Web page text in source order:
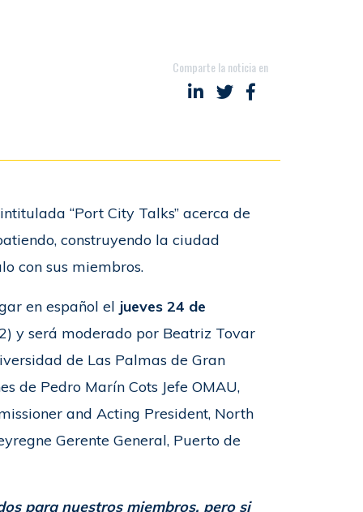
Comparte la noticia en
Compartir en LinkedIn
Compartir en Twitter
Compartir en
“Port City Talks” acerca de
construyendo la ciudad
con sus miembros.
en español el jueves 24 de
y será moderado por Beatriz Tovar
de Las Palmas de Gran
de Pedro Marín Cots Jefe OMAU,
and Acting President, North
Gerente General, Puerto de
para nuestros miembros, pero si